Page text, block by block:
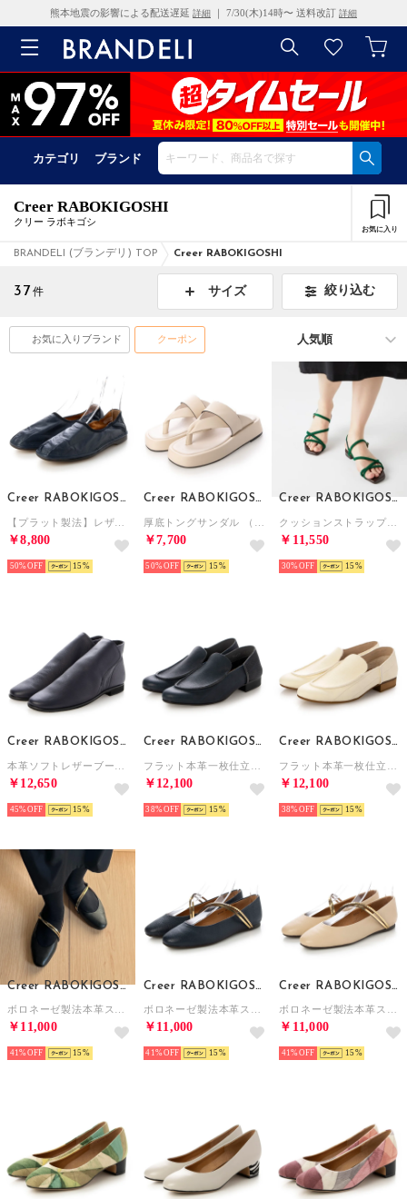
熊本地震の影響による配送遅延 詳細 ｜ 7/30(木)14時〜 送料改訂 詳細
カテゴリ ブランド
Creer RABOKIGOSHI
クリー ラボキゴシ
お気に入り
BRANDELI (ブランデリ) TOP Creer RABOKIGOSHI
37 件 サイズ 絞り込む
お気に入りブランド クーポン
Creer RABOKIGOSHI
￥8,800
50% 15
Creer RABOKIGOSHI
￥7,700
50% 15
Creer RABOKIGOSHI
￥11,550
30% 15
Creer RABOKIGOSHI
￥12,650
45% 15
Creer RABOKIGOSHI
￥12,100
38% 15
Creer RABOKIGOSHI
￥12,100
38% 15
Creer RABOKIGOSHI
￥11,000
41% 15
Creer RABOKIGOSHI
￥11,000
41% 15
Creer RABOKIGOSHI
￥11,000
41% 15